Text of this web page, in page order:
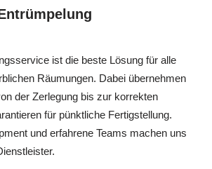
ist die beste Lösung für alle
Räumungen. Dabei übernehmen
der Zerlegung bis zur korrekten
für pünktliche Fertigstellung.
und erfahrene Teams machen uns